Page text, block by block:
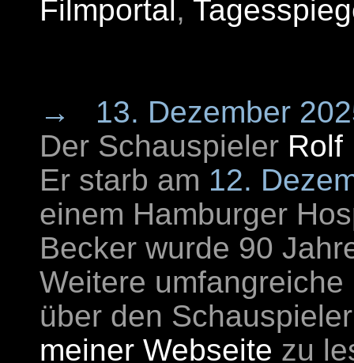
Filmportal,
→
13. Dezember
Der Schauspieler Rolf
Er starb am 12.
einem Hamburger
Becker wurde 90
Weitere
über den
meiner Webseite zu